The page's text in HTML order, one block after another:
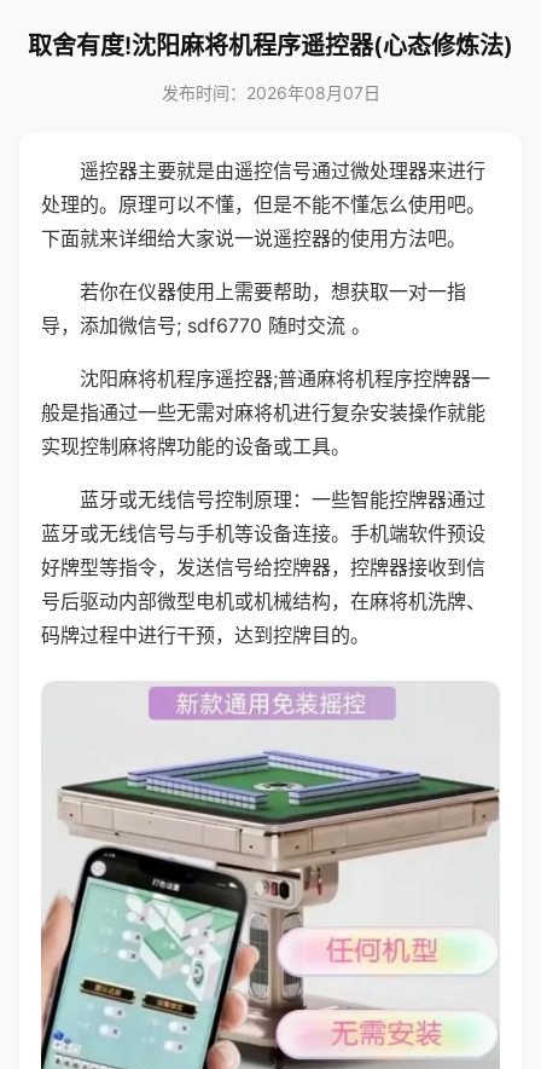
取舍有度!沈阳麻将机程序遥控器(心态修炼法)
发布时间：2026年08月07日
遥控器主要就是由遥控信号通过微处理器来进行
处理的。原理可以不懂，但是不能不懂怎么使用吧。
下面就来详细给大家说一说遥控器的使用方法吧。
若你在仪器使用上需要帮助，想获取一对一指
导，添加微信号; sdf6770 随时交流 。
沈阳麻将机程序遥控器;普通麻将机程序控牌器一
般是指通过一些无需对麻将机进行复杂安装操作就能
实现控制麻将牌功能的设备或工具。
蓝牙或无线信号控制原理：一些智能控牌器通过
蓝牙或无线信号与手机等设备连接。手机端软件预设
好牌型等指令，发送信号给控牌器，控牌器接收到信
号后驱动内部微型电机或机械结构，在麻将机洗牌、
码牌过程中进行干预，达到控牌目的。